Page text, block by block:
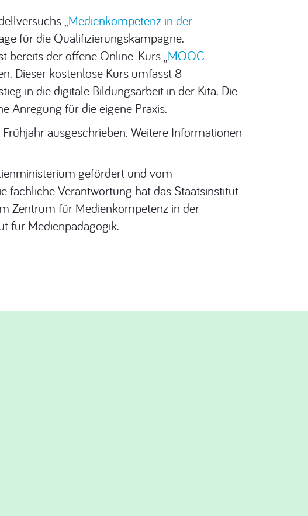
„Medienkompetenz in der
für die Qualifizierungskampagne.
bereits der offene Online-Kurs „MOOC
Dieser kostenlose Kurs umfasst 8
in die digitale Bildungsarbeit in der Kita. Die
Anregung für die eigene Praxis.
ausgeschrieben. Weitere Informationen
gefördert und vom
fachliche Verantwortung hat das Staatsinstitut
Zentrum für Medienkompetenz in der
für Medienpädagogik.